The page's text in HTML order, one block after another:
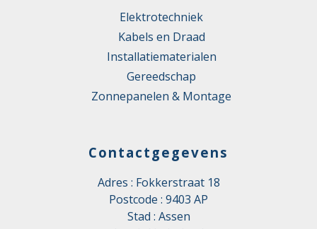
Elektrotechniek
Kabels en Draad
Installatiematerialen
Gereedschap
Zonnepanelen & Montage
Contactgegevens
Adres : Fokkerstraat 18
Postcode : 9403 AP
Stad : Assen